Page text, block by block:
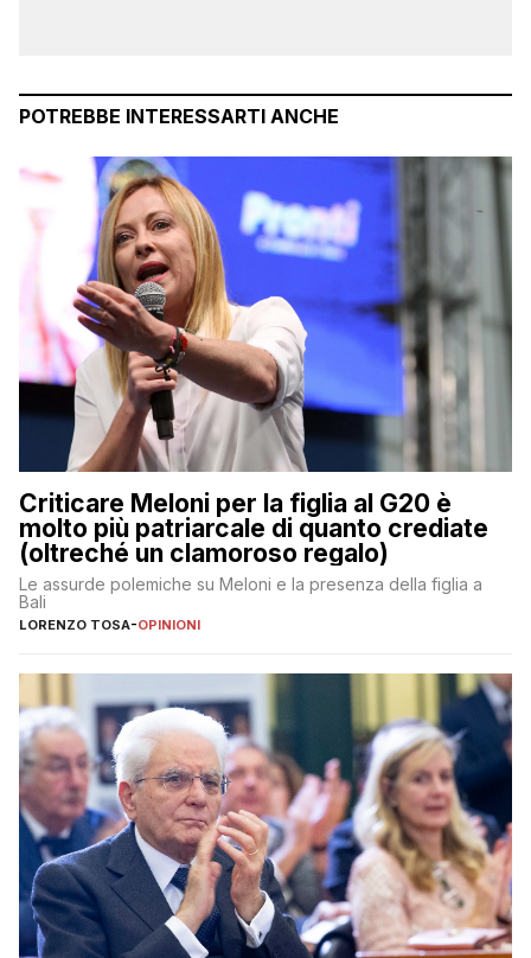
POTREBBE INTERESSARTI ANCHE
Criticare Meloni per la figlia al G20 è
molto più patriarcale di quanto crediate
(oltreché un clamoroso regalo)
Le assurde polemiche su Meloni e la presenza della figlia a
Bali
LORENZO TOSA-OPINIONI